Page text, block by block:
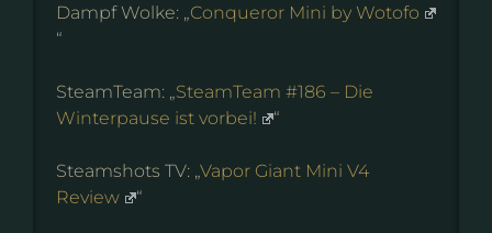
Dampf Wolke: „ Conqueror Mini by Wotofo
“
SteamTeam: „ SteamTeam #186 – Die
Winterpause ist vorbei!
“
Steamshots TV: „Vapor Giant Mini V4
Review
“